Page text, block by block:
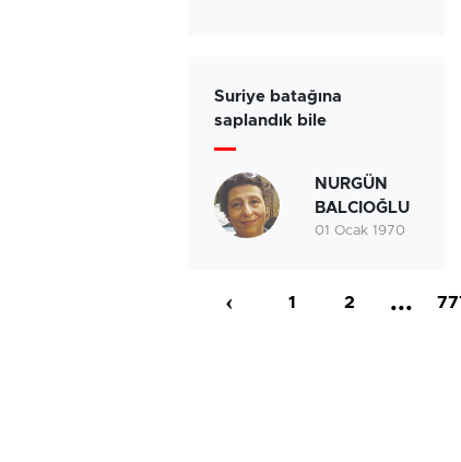
Suriye batağına
saplandık bile
NURGÜN
BALCIOĞLU
01 Ocak 1970
‹ 1 2 ...